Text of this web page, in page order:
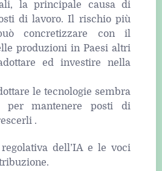
la principale causa di
di lavoro. Il rischio più
concretizzare con il
produzioni in Paesi altri
ed investire nella
le tecnologie sembra
per mantenere posti di
.
dell’IA e le voci